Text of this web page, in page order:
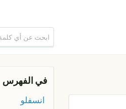
في الفهرس
انسفلو